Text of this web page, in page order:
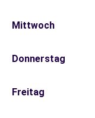
Mittwoch
Donnerstag
Freitag